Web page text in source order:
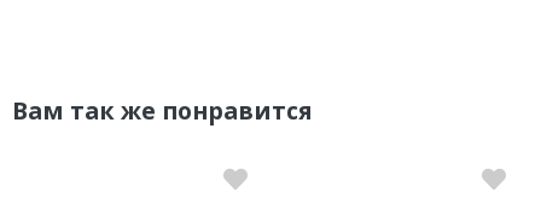
Вам так же понравится